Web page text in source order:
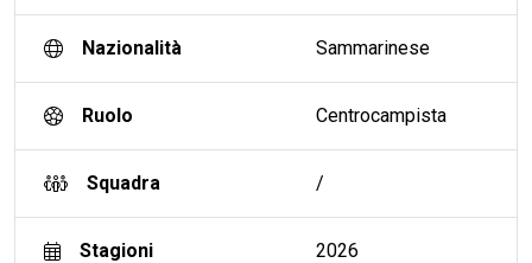
Nazionalità Sammarinese
Ruolo Centrocampista
Squadra /
Stagioni 2026